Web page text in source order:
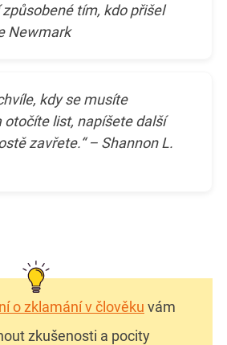
tím, kdo přišel
Newmark
kdy se musíte
otočíte list, napíšete další
zavřete.“ – Shannon L.
o zklamání v člověku vám
zkušenosti a pocity